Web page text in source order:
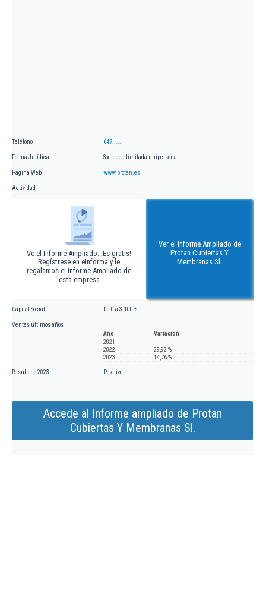
Teléfono 647.....
Forma Jurídica Sociedad limitada unipersonal
Página Web www.protan.es
Actividad
Ve el Informe Ampliado. ¡Es gratis!
Regístrese en eInforma y le
regalamos el Informe Ampliado de
esta empresa
Ver el Informe Ampliado de
Protan Cubiertas Y
Membranas Sl.
Capital Social De 0 a 3.100 €
Ventas últimos años
Año
Variación
2021
2022
29,92 %
2023
14,76 %
Resultado 2023 Positivo
Accede al Informe ampliado de Protan
Cubiertas Y Membranas Sl.